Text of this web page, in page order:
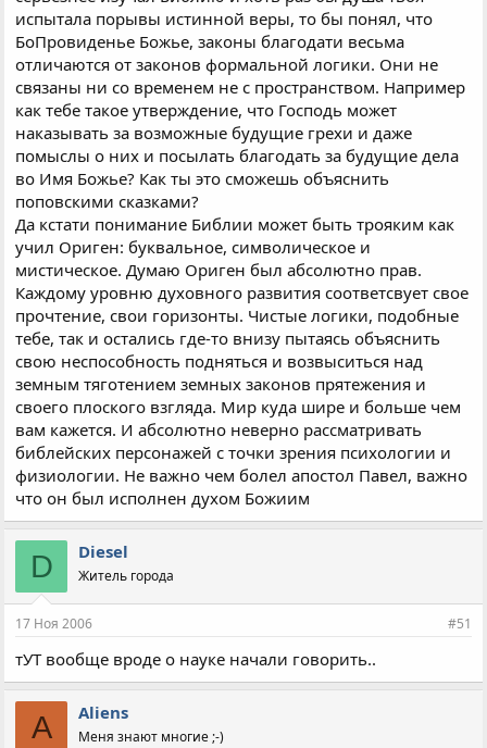
испытала порывы истинной веры, то бы понял, что
БоПровиденье Божье, законы благодати весьма
отличаются от законов формальной логики. Они не
связаны ни со временем не с пространством. Например
как тебе такое утверждение, что Господь может
наказывать за возможные будущие грехи и даже
помыслы о них и посылать благодать за будущие дела
во Имя Божье? Как ты это сможешь объяснить
поповскими сказками?
Да кстати понимание Библии может быть трояким как
учил Ориген: буквальное, символическое и
мистическое. Думаю Ориген был абсолютно прав.
Каждому уровню духовного развития соответсвует свое
прочтение, свои горизонты. Чистые логики, подобные
тебе, так и остались где-то внизу пытаясь объяснить
свою неспособность подняться и возвыситься над
земным тяготением земных законов прятежения и
своего плоского взгляда. Мир куда шире и больше чем
вам кажется. И абсолютно неверно рассматривать
библейских персонажей с точки зрения психологии и
физиологии. Не важно чем болел апостол Павел, важно
что он был исполнен духом Божиим
D Diesel
Житель города
17 Ноя 2006 #51
тУТ вообще вроде о науке начали говорить..
A Aliens
Меня знают многие ;-)